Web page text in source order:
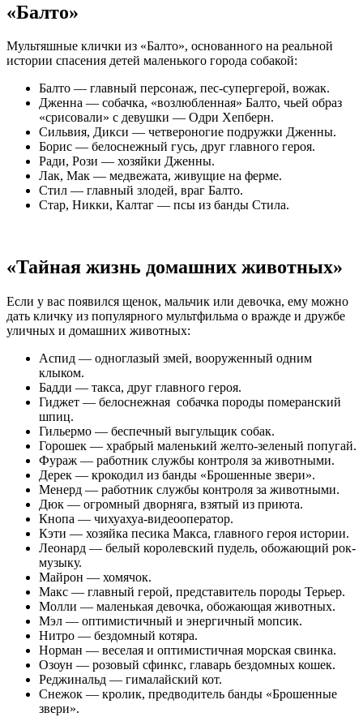
«Балто»
Мультяшные клички из «Балто», основанного на реальной
истории спасения детей маленького города собакой:
Балто — главный персонаж, пес-супергерой, вожак.
Дженна — собачка, «возлюбленная» Балто, чьей образ
«срисовали» с девушки — Одри Хепберн.
Сильвия, Дикси — четвероногие подружки Дженны.
Борис — белоснежный гусь, друг главного героя.
Ради, Рози — хозяйки Дженны.
Лак, Мак — медвежата, живущие на ферме.
Стил — главный злодей, враг Балто.
Стар, Никки, Калтаг — псы из банды Стила.
«Тайная жизнь домашних животных»
Если у вас появился щенок, мальчик или девочка, ему можно
дать кличку из популярного мультфильма о вражде и дружбе
уличных и домашних животных:
Аспид — одноглазый змей, вооруженный одним
клыком.
Бадди — такса, друг главного героя.
Гиджет — белоснежная собачка породы померанский
шпиц.
Гильермо — беспечный выгульщик собак.
Горошек — храбрый маленький желто-зеленый попугай.
Фураж — работник службы контроля за животными.
Дерек — крокодил из банды «Брошенные звери».
Менерд — работник службы контроля за животными.
Дюк — огромный дворняга, взятый из приюта.
Кнопа — чихуахуа-видеооператор.
Кэти — хозяйка песика Макса, главного героя истории.
Леонард — белый королевский пудель, обожающий рок-
музыку.
Майрон — хомячок.
Макс — главный герой, представитель породы Терьер.
Молли — маленькая девочка, обожающая животных.
Мэл — оптимистичный и энергичный мопсик.
Нитро — бездомный котяра.
Норман — веселая и оптимистичная морская свинка.
Озоун — розовый сфинкс, главарь бездомных кошек.
Реджинальд — гималайский кот.
Снежок — кролик, предводитель банды «Брошенные
звери».